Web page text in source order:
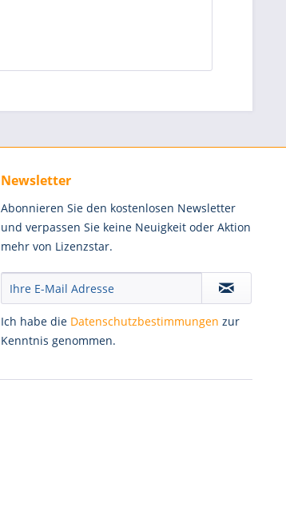
Newsletter
Abonnieren Sie den kostenlosen Newsletter
und verpassen Sie keine Neuigkeit oder Aktion
mehr von Lizenzstar.
Ich habe die Datenschutzbestimmungen zur
Kenntnis genommen.